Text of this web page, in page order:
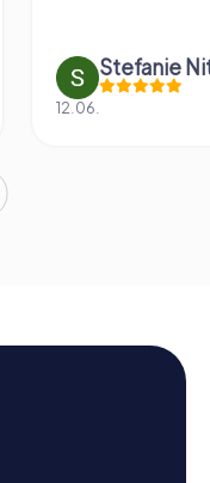
Stefanie
12.06.